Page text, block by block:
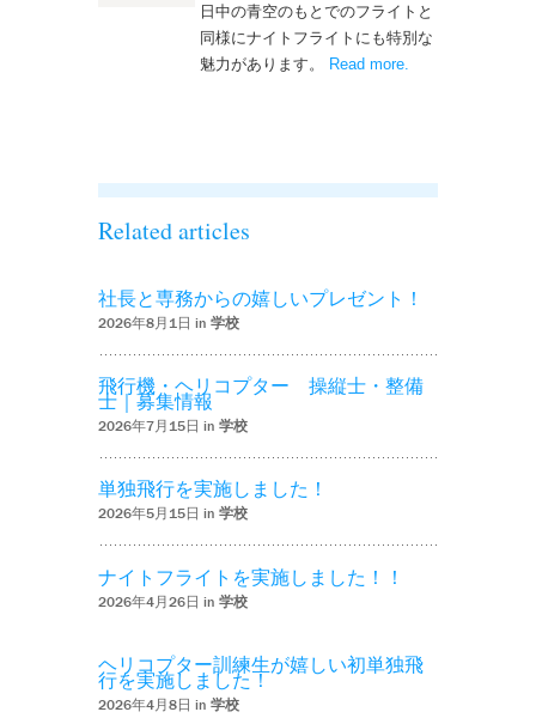
日中の青空のもとでのフライトと
同様にナイトフライトにも特別な
魅力があります。 Read more
Related articles
社長と専務からの嬉しいプレゼント！
2026年8月1日 in 学校
飛行機・ヘリコプター 操縦士・整備
士｜募集情報
2026年7月15日 in 学校
単独飛行を実施しました！
2026年5月15日 in 学校
ナイトフライトを実施しました！！
2026年4月26日 in 学校
ヘリコプター訓練生が嬉しい初単独飛
行を実施しました！
2026年4月8日 in 学校